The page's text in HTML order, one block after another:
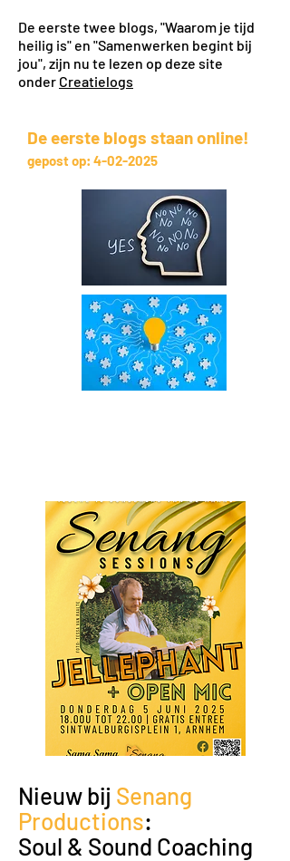
De eerste twee blogs, "Waarom je tijd
heilig is" en "Samenwerken begint bij
jou", zijn nu te lezen op deze site
onder Creatielogs
De eerste blogs staan online!
gepost op: 4-02-2025
Nieuw bij Senang
Productions:
Soul & Sound Coaching